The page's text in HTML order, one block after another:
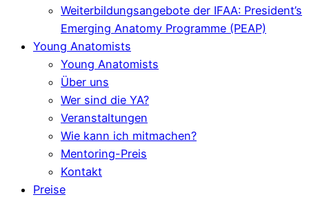
Weiterbildungsangebote der IFAA: President’s
Emerging Anatomy Programme (PEAP)
Young Anatomists
Young Anatomists
Über uns
Wer sind die YA?
Veranstaltungen
Wie kann ich mitmachen?
Mentoring-Preis
Kontakt
Preise